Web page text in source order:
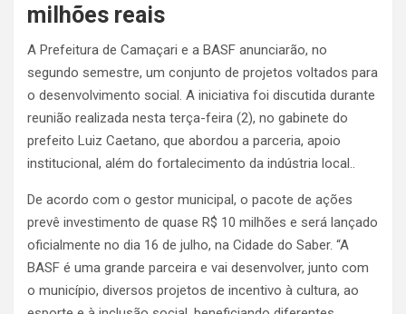
milhões reais
A Prefeitura de Camaçari e a BASF anunciarão, no
segundo semestre, um conjunto de projetos voltados para
o desenvolvimento social. A iniciativa foi discutida durante
reunião realizada nesta terça-feira (2), no gabinete do
prefeito Luiz Caetano, que abordou a parceria, apoio
institucional, além do fortalecimento da indústria local..
De acordo com o gestor municipal, o pacote de ações
prevê investimento de quase R$ 10 milhões e será lançado
oficialmente no dia 16 de julho, na Cidade do Saber. “A
BASF é uma grande parceira e vai desenvolver, junto com
o município, diversos projetos de incentivo à cultura, ao